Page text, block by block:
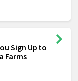
Sign Up to
Farms